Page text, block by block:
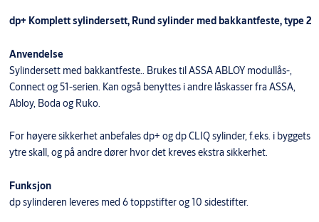
dp+ Komplett sylindersett, Rund sylinder med bakkantfeste, type 2
Anvendelse
Sylindersett med bakkantfeste.. Brukes til ASSA ABLOY modullås-,
Connect og 51-serien. Kan også benyttes i andre låskasser fra ASSA,
Abloy, Boda og Ruko.
For høyere sikkerhet anbefales dp+ og dp CLIQ sylinder, f.eks. i byggets
ytre skall, og på andre dører hvor det kreves ekstra sikkerhet.
Funksjon
dp sylinderen leveres med 6 toppstifter og 10 sidestifter.